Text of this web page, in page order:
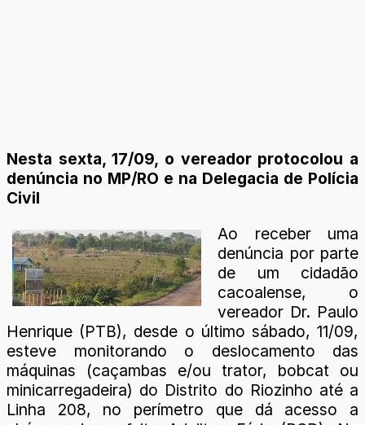
Nesta sexta, 17/09, o vereador protocolou a
denúncia no MP/RO e na Delegacia de Polícia
Civil
Ao receber uma
denúncia por parte
de um cidadão
cacoalense, o
vereador Dr. Paulo
Henrique (PTB), desde o último sábado, 11/09,
esteve monitorando o deslocamento das
máquinas (caçambas e/ou trator, bobcat ou
minicarregadeira) do Distrito do Riozinho até a
Linha 208, no perímetro que dá acesso a